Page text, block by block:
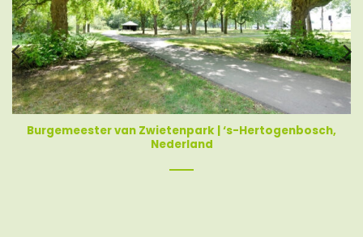
Burgemeester van Zwietenpark | ‘s-Hertogenbosch,
Nederland